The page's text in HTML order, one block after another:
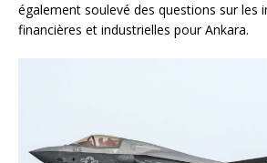
également soulevé des questions sur les
financières et industrielles pour Ankara.